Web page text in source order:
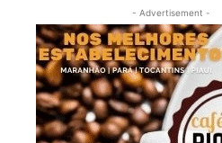
- Advertisement -